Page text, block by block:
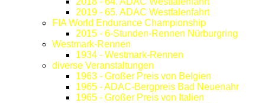
2019 - 65. ADAC Westfalenfahrt
FIA World Endurance Championship
2015 - 6-Stunden-Rennen Nürburgring
Westmark-Rennen
1934 - Westmark-Rennen
diverse Veranstaltungen
1963 - Großer Preis von Belgien
1965 - ADAC-Bergpreis Bad Neuenahr
1965 - Großer Preis von Italien